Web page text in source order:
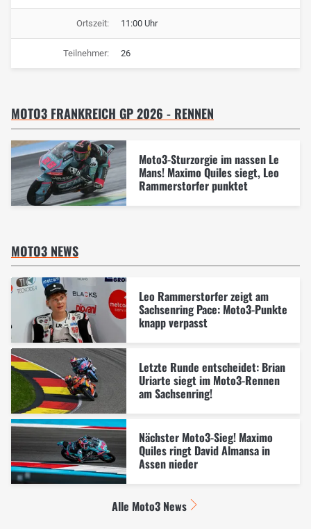
Ortszeit: 11:00 Uhr
Teilnehmer: 26
MOTO3 FRANKREICH GP 2026 - RENNEN
Moto3-Sturzorgie im nassen Le
Mans! Maximo Quiles siegt, Leo
Rammerstorfer punktet
MOTO3 NEWS
Leo Rammerstorfer zeigt am
Sachsenring Pace: Moto3-Punkte
knapp verpasst
Letzte Runde entscheidet: Brian
Uriarte siegt im Moto3-Rennen
am Sachsenring!
Nächster Moto3-Sieg! Maximo
Quiles ringt David Almansa in
Assen nieder
Alle Moto3 News